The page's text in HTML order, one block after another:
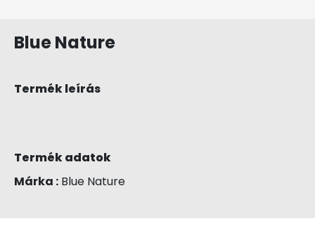
Blue Nature
Termék leírás
Termék adatok
Márka : Blue Nature